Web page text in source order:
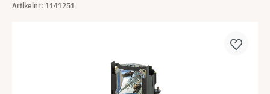
Artikelnr: 1141251